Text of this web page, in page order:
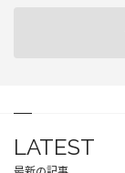
LATEST